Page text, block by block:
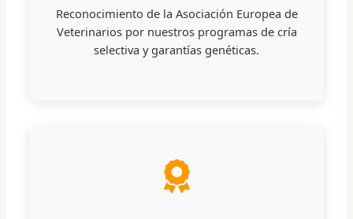
Reconocimiento de la Asociación Europea de
Veterinarios por nuestros programas de cría
selectiva y garantías genéticas.